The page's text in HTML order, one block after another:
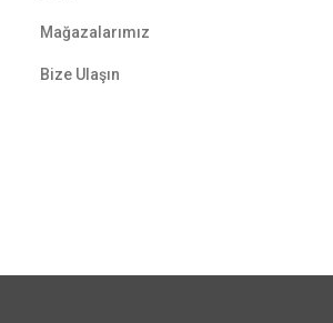
Mağazalarımız
Bize Ulaşın